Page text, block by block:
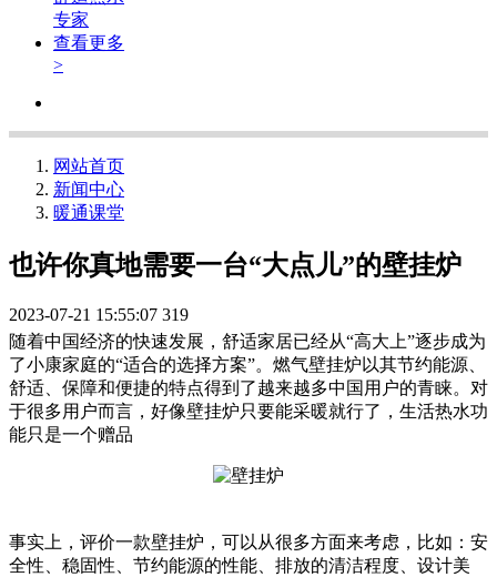
专家
查看更多
>
网站首页
新闻中心
暖通课堂
也许你真地需要一台“大点儿”的壁挂炉
2023-07-21 15:55:07 319
随着中国经济的快速发展，舒适家居已经从“高大上”逐步成为
了小康家庭的“适合的选择方案”。燃气壁挂炉以其节约能源、
舒适、保障和便捷的特点得到了越来越多中国用户的青睐。对
于很多用户而言，好像壁挂炉只要能采暖就行了，生活热水功
能只是一个赠品
事实上，评价一款壁挂炉，可以从很多方面来考虑，比如：安
全性、稳固性、节约能源的性能、排放的清洁程度、设计美